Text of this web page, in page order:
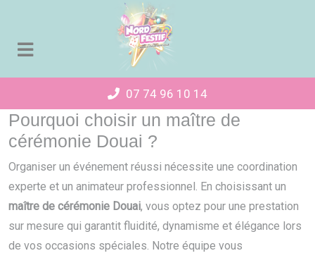
07 74 96 10 14
Pourquoi choisir un maître de
cérémonie Douai ?
Organiser un événement réussi nécessite une coordination
experte et un animateur professionnel. En choisissant un
maître de cérémonie Douai, vous optez pour une prestation
sur mesure qui garantit fluidité, dynamisme et élégance lors
de vos occasions spéciales. Notre équipe vous
Panneau de gestion des cookies